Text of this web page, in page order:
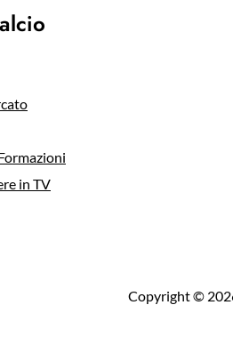
in TV
Copyright ©